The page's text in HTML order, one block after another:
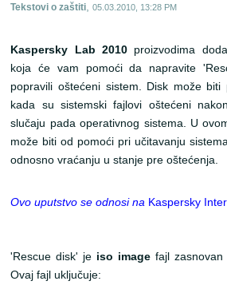
Tekstovi o zaštiti,05.03.2010, 13:28 PM
Kaspersky Lab 2010proizvodima
koja će vam pomoći da napravite
popravili oštećeni sistem. Disk može biti
kada su sistemski fajlovi oštećeni
slučaju pada operativnog sistema. U
može biti od pomoći pri učitavanju
odnosno vraćanju u stanje pre oštećenja.
Ovo uputstvo se odnosi na Kaspersky
'Rescue disk' je iso image fajl zasnovan
Ovaj fajl uključuje: